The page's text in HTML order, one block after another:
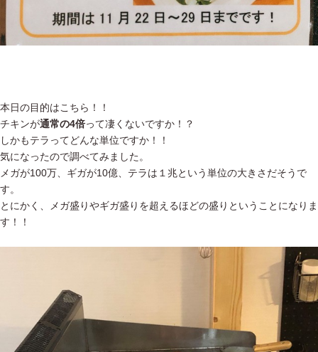
本日の目的はこちら！！
チキンが通常の4倍って凄くないですか！？
しかもテラってどんな単位ですか！！
気になったので調べてみました。
メガが100万、ギガが10億、テラは１兆という単位の大きさだそうで
す。
とにかく、メガ盛りやギガ盛りを超えるほどの盛りということになりま
す！！